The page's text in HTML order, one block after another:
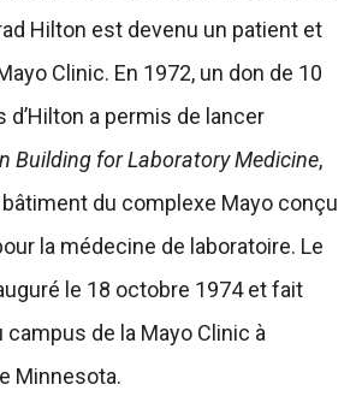
Hilton est devenu un patient et
Clinic. En 1972, un don de 10
d’Hilton a permis de lancer
Building for Laboratory Medicine,
du complexe Mayo conçu
la médecine de laboratoire. Le
le 18 octobre 1974 et fait
de la Mayo Clinic à
Minnesota.